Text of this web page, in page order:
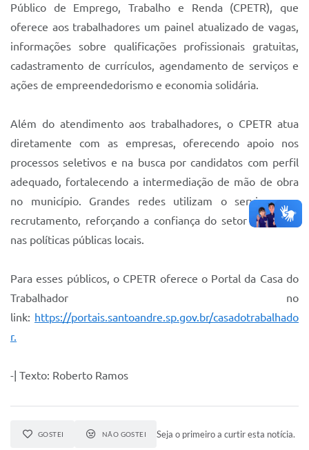
Público de Emprego, Trabalho e Renda (CPETR), que
oferece aos trabalhadores um painel atualizado de vagas,
informações sobre qualificações profissionais gratuitas,
cadastramento de currículos, agendamento de serviços e
ações de empreendedorismo e economia solidária.
Além do atendimento aos trabalhadores, o CPETR atua
diretamente com as empresas, oferecendo apoio nos
processos seletivos e na busca por candidatos com perfil
adequado, fortalecendo a intermediação de mão de obra
no município. Grandes redes utilizam o serviço para
recrutamento, reforçando a confiança do setor produtivo
nas políticas públicas locais.
Para esses públicos, o CPETR oferece o Portal da Casa do
Trabalhador no
link: https://portais.santoandre.sp.gov.br/casadotrabalhado
r.
-| Texto: Roberto Ramos
GOSTEI NÃO GOSTEI Seja o primeiro a curtir esta notícia.